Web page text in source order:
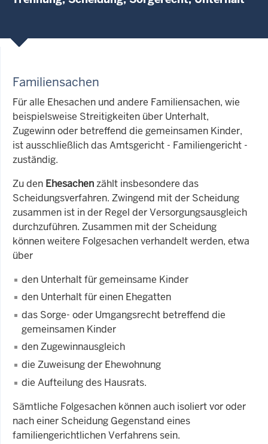
Familiensachen
Für alle Ehesachen und andere Familiensachen, wie
beispielsweise Streitigkeiten über Unterhalt,
Zugewinn oder betreffend die gemeinsamen Kinder,
ist ausschließlich das Amtsgericht - Familiengericht -
zuständig.
Zu den Ehesachenzählt insbesondere das
Scheidungsverfahren. Zwingend mit der Scheidung
zusammen ist in der Regel der Versorgungsausgleich
durchzuführen. Zusammen mit der Scheidung
können weitere Folgesachen verhandelt werden, etwa
über
den Unterhalt für gemeinsame Kinder
den Unterhalt für einen Ehegatten
das Sorge- oder Umgangsrecht betreffend die
gemeinsamen Kinder
den Zugewinnausgleich
die Zuweisung der Ehewohnung
die Aufteilung des Hausrats.
Sämtliche Folgesachen können auch isoliert vor oder
nach einer Scheidung Gegenstand eines
familiengerichtlichen Verfahrens sein.